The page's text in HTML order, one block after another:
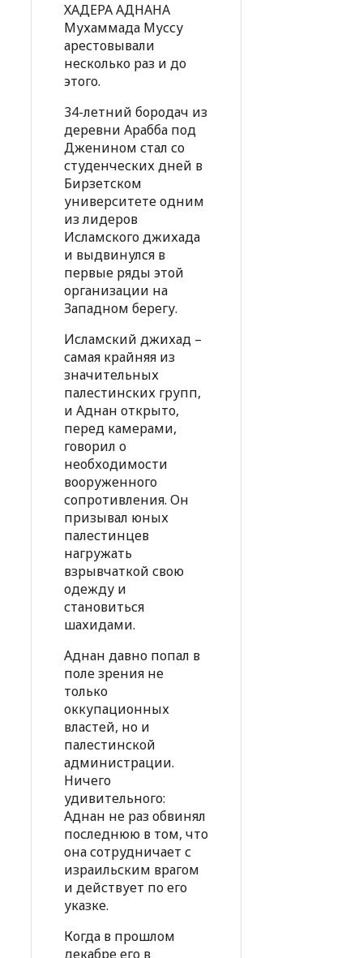
ХАДЕРА АДНАНА
Мухаммада Муссу
арестовывали
несколько раз и до
этого.
34-летний бородач из
деревни Арабба под
Дженином стал со
студенческих дней в
Бирзетском
университете одним
из лидеров
Исламского джихада
и выдвинулся в
первые ряды этой
организации на
Западном берегу.
Исламский джихад –
самая крайняя из
значительных
палестинских групп,
и Аднан открыто,
перед камерами,
говорил о
необходимости
вооруженного
сопротивления. Он
призывал юных
палестинцев
нагружать
взрывчаткой свою
одежду и
становиться
шахидами.
Аднан давно попал в
поле зрения не
только
оккупационных
властей, но и
палестинской
администрации.
Ничего
удивительного:
Аднан не раз обвинял
последнюю в том, что
она сотрудничает с
израильским врагом
и действует по его
указке.
Когда в прошлом
декабре его в